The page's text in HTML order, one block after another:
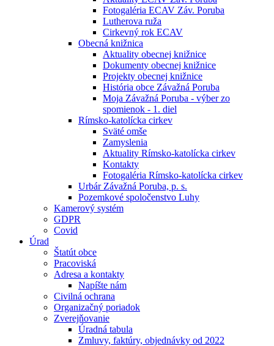
Fotogaléria ECAV Záv. Poruba
Lutherova ruža
Cirkevný rok ECAV
Obecná knižnica
Aktuality obecnej knižnice
Dokumenty obecnej knižnice
Projekty obecnej knižnice
História obce Závažná Poruba
Moja Závažná Poruba - výber zo
spomienok - 1. diel
Rímsko-katolícka cirkev
Sväté omše
Zamyslenia
Aktuality Rímsko-katolícka cirkev
Kontakty
Fotogaléria Rímsko-katolícka cirkev
Urbár Závažná Poruba, p. s.
Pozemkové spoločenstvo Luhy
Kamerový systém
GDPR
Covid
Úrad
Štatút obce
Pracoviská
Adresa a kontakty
Napíšte nám
Civilná ochrana
Organizačný poriadok
Zverejňovanie
Úradná tabula
Zmluvy, faktúry, objednávky od 2022